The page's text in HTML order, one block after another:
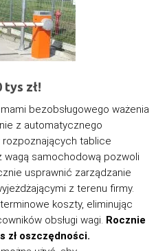
tys zł!
bezobsługowego ważenia
z automatycznego
rozpoznających tablice
wagą samochodową pozwoli
usprawnić zarządzanie
z terenu firmy.
koszty, eliminując
obsługi wagi. Rocznie
zł oszczędności.